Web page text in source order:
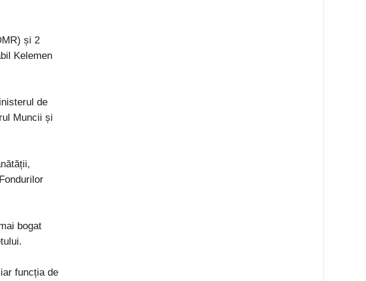
și 2
Kelemen
de
Muncii și
bogat
funcția de